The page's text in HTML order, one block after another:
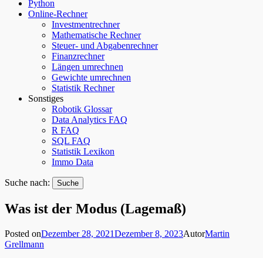
Python
Online-Rechner
Investmentrechner
Mathematische Rechner
Steuer- und Abgabenrechner
Finanzrechner
Längen umrechnen
Gewichte umrechnen
Statistik Rechner
Sonstiges
Robotik Glossar
Data Analytics FAQ
R FAQ
SQL FAQ
Statistik Lexikon
Immo Data
Suche nach:
Was ist der Modus (Lagemaß)
Posted onDezember 28, 2021Dezember 8, 2023AutorMartin
Grellmann